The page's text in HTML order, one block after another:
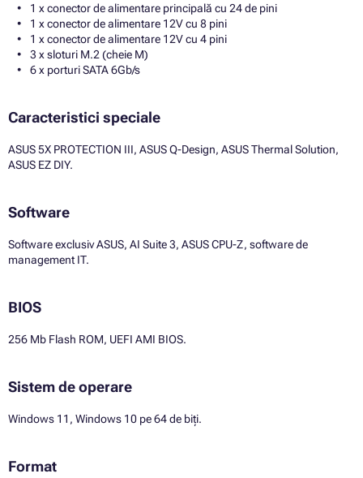
1 x conector de alimentare principală cu 24 de pini
1 x conector de alimentare 12V cu 8 pini
1 x conector de alimentare 12V cu 4 pini
3 x sloturi M.2 (cheie M)
6 x porturi SATA 6Gb/s
Caracteristici speciale
ASUS 5X PROTECTION III, ASUS Q-Design, ASUS Thermal Solution,
ASUS EZ DIY.
Software
Software exclusiv ASUS, AI Suite 3, ASUS CPU-Z, software de
management IT.
BIOS
256 Mb Flash ROM, UEFI AMI BIOS.
Sistem de operare
Windows 11, Windows 10 pe 64 de biți.
Format